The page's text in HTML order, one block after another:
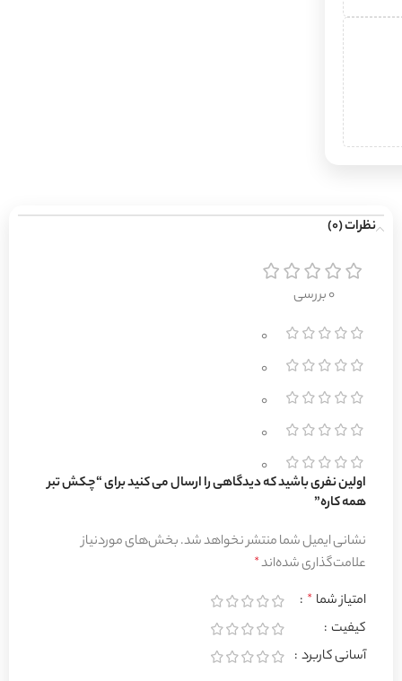
نظرات (0)
0 بررسی
0
0
0
0
0
اولین نفری باشید که دیدگاهی را ارسال می کنید برای “چکش تبر
همه کاره”
نشانی ایمیل شما منتشر نخواهد شد.بخش‌های موردنیاز
علامت‌گذاری شده‌اند*
امتیاز شما *
کیفیت
آسانی کاربرد